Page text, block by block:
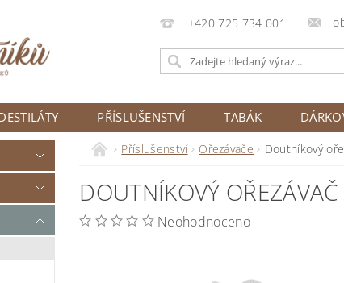
+420 725 734 001
PŘÍSLUŠENSTVÍ TABÁK
Příslušenství Ořezávače Doutníkový
DOUTNÍKOVÝ
Neohodnoceno